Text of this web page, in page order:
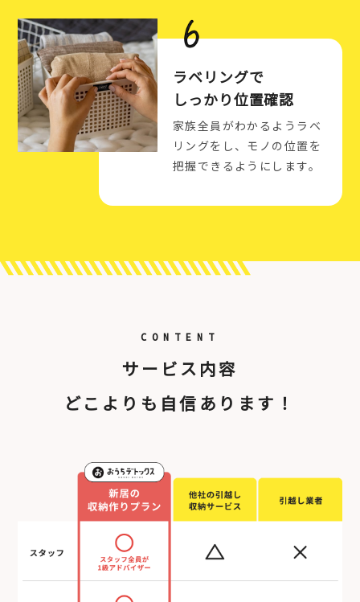
ラベリングで
しっかり位置確認
家族全員がわかるようラベ
リングをし、モノの位置を
把握できるようにします。
CONTENT
サービス内容
どこよりも自信あります！